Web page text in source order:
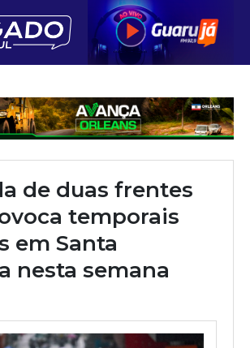
de duas frentes
temporais
em Santa
nesta semana